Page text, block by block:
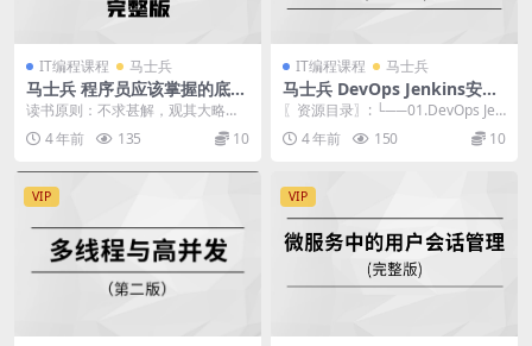
IT编程课程 马士兵
马士兵 程序员应该掌握的底层
知识精讲 | 完结
读书原则：不求甚解，观其大略，
大体读明白，先拿来用，用着用
着，很多道理你就明白了...
4 年前 135 10
IT编程课程 马士兵
马士兵 DevOps Jenkins安装
Maven Git 整合 | 完结
〖资源目录〗: └──01.DevOps Jen
kins安装 maven git...
4 年前 150 10
VIP VIP